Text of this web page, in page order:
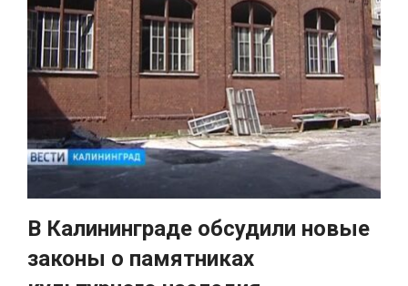
В Калининграде обсудили новые
законы о памятниках